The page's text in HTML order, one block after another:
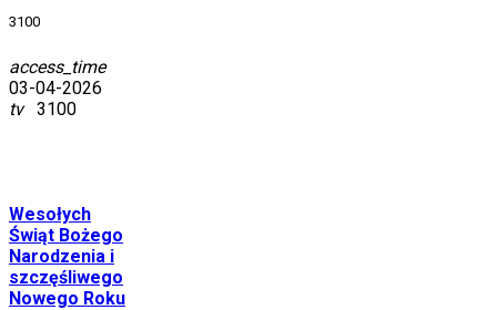
3100
access_time
03-04-2026
tv3100
Wesołych
Świąt Bożego
Narodzenia i
szczęśliwego
Nowego Roku